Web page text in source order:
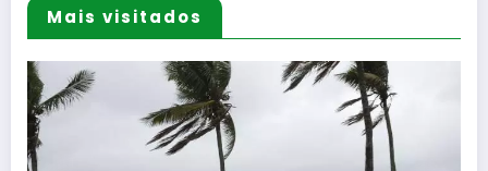
Mais visitados